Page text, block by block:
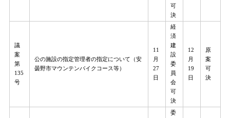
可
決
議
案
第
135
号
公の施設の指定管理者の指定について（安
曇野市マウンテンバイクコース等）
11
月
27
日
経
済
建
設
委
員
会
可
決
12
月
19
日
原
案
可
決
委